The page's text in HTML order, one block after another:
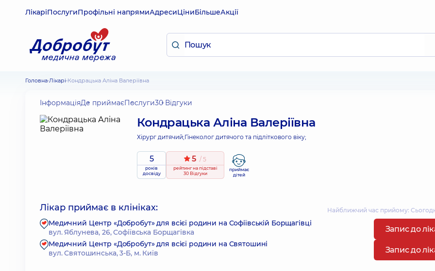
ЛікаріПослугиПрофільні напрямиАдресиЦіниБільшеАкції
Головна Лікарі Кондрацька Аліна Валеріївна
ІнформаціяДе приймаєПослуги30 Відгуки
Кондрацька Аліна Валеріївна
Хірург дитячий;Гінеколог дитячого та підліткового віку;
5
років
досвіду
5 / 5
рейтингна підставі
30 Відгуки
приймає
дітей
Лікар приймає в клініках: Найближчий час прийому:
Медичний Центр «Добробут» для всієї родини на Софіївській Борщагівці
вул. Яблунева, 26, Софіївська Борщагівка
Запис до
Медичний Центр «Добробут» для всієї родини на Святошині
вул. Святошинська, 3-Б, м. Київ
Запис до